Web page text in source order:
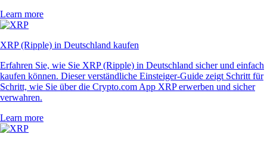
Learn more
XRP (Ripple) in Deutschland kaufen
Erfahren Sie, wie Sie XRP (Ripple) in Deutschland sicher und einfach
kaufen können. Dieser verständliche Einsteiger-Guide zeigt Schritt für
Schritt, wie Sie über die Crypto.com App XRP erwerben und sicher
verwahren.
Learn more